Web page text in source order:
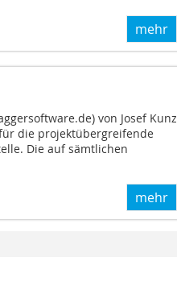
mehr
von Josef Kunz
die projektübergreifende
Die auf sämtlichen
mehr